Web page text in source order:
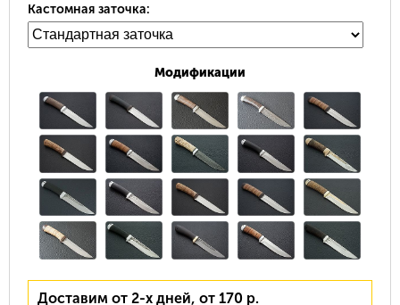
Кастомная заточка:
Модификации
Доставим от 2-х дней, от 170 р.